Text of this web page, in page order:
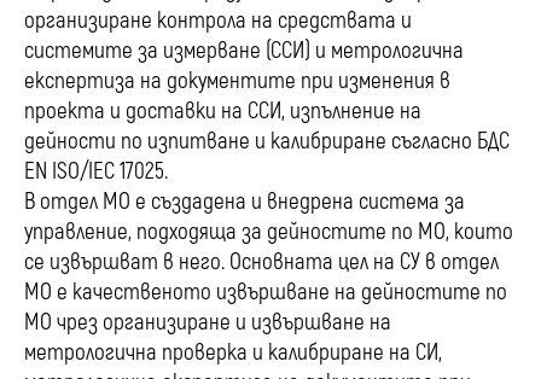
организиране контрола на средствата и
системите за измерване (ССИ) и метрологична
експертиза на документите при изменения в
проекта и доставки на ССИ, изпълнение на
дейности по изпитване и калибриране съгласно БДС
EN ISO/IEC 17025.
В отдел МО е създадена и внедрена система за
управление, подходяща за дейностите по МО, които
се извършват в него. Основната цел на СУ в отдел
МО е качественото извършване на дейностите по
МО чрез организиране и извършване на
метрологична проверка и калибриране на СИ,